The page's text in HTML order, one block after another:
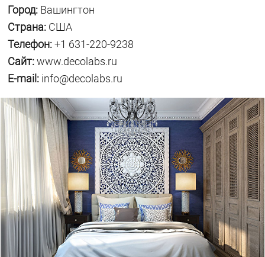
Город: Вашингтон
Страна: США
Телефон:+1 631-220-9238
Сайт:www.decolabs.ru
E-mail: info@decolabs.ru